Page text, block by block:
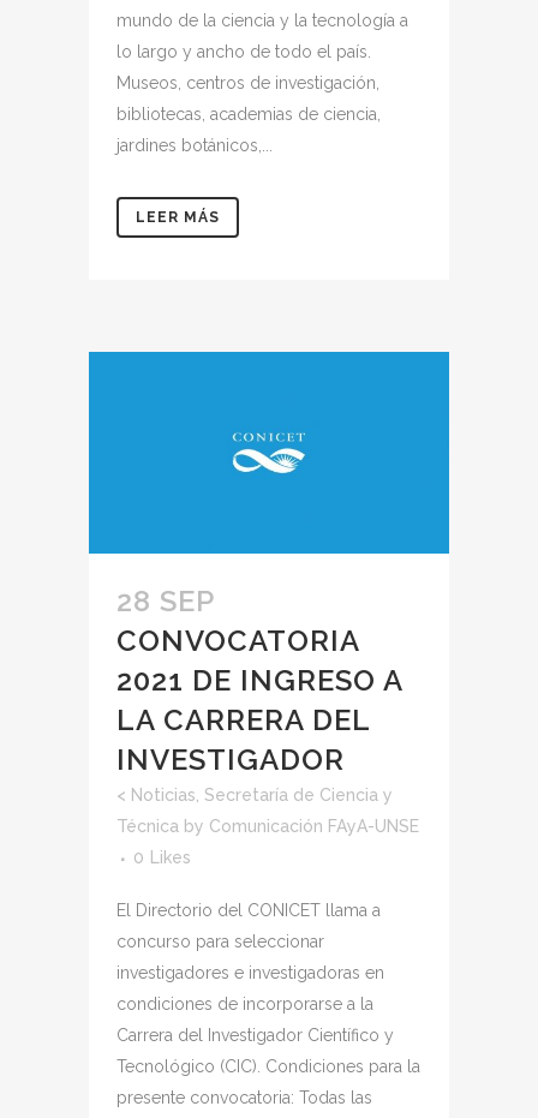
mundo de la ciencia y la tecnología a
lo largo y ancho de todo el país.
Museos, centros de investigación,
bibliotecas, academias de ciencia,
jardines botánicos,...
LEER MÁS
28 SEP
CONVOCATORIA
2021 DE INGRESO A
LA CARRERA DEL
INVESTIGADOR
< Noticias, Secretaría de Ciencia y
Técnica by Comunicación FAyA-UNSE
0 Likes
El Directorio del CONICET llama a
concurso para seleccionar
investigadores e investigadoras en
condiciones de incorporarse a la
Carrera del Investigador Científico y
Tecnológico (CIC). Condiciones para la
presente convocatoria: Todas las